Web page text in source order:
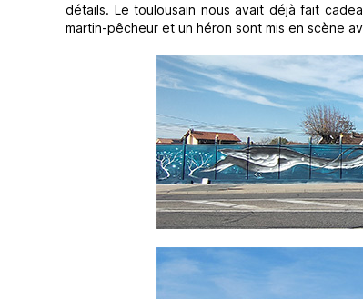
détails. Le toulousain nous avait déjà fait
martin-pêcheur et un héron sont mis en scène